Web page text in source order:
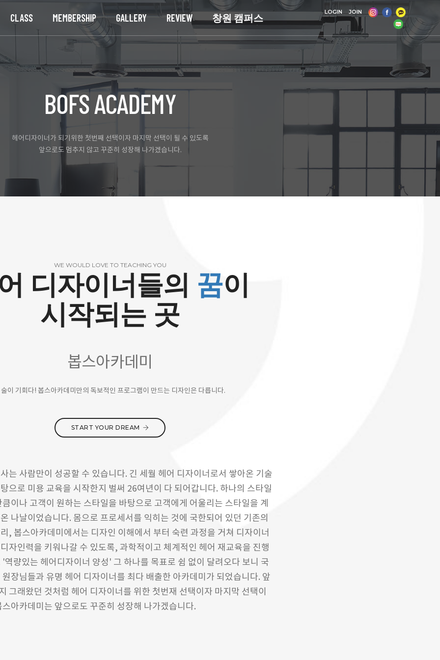
CLASS MEMBERSHIP GALLERY REVIEW 창원 캠퍼스 LOGIN JOIN
BOFS ACADEMY
헤어디자이너가 되기위한 첫번째 선택이자 마지막 선택이 될 수 있도록
앞으로도 멈추지 않고 꾸준히 성장해 나가겠습니다.
WE WOULD LOVE TO TEACHING YOU
디자이너들의 꿈이
시작되는 곳
봅스아카데미
이 기회다! 봅스아카데미만의 독보적인 프로그램이 만드는 디자인은 다릅니다.
START YOUR DREAM
는 사람만이 성공할 수 있습니다. 긴 세월 헤어 디자이너로서 쌓아온 기술
으로 미용 교육을 시작한지 벌써 26여년이 다 되어갑니다. 하나의 스타일
이나 고객이 원하는 스타일을 바탕으로 고객에게 어울리는 스타일을 계
나날이었습니다. 몸으로 프로세서를 익히는 것에 국한되어 있던 기존의
, 봅스아카데미에서는 디자인 이해에서 부터 숙련 과정을 거쳐 디자이너
자인력을 키워나갈 수 있도록, 과학적이고 체계적인 헤어 재교육을 진행
역량있는 헤어디자이너 양성' 그 하나를 목표로 쉼 없이 달려오다 보니 국
장님들과 유명 헤어 디자이너를 최다 배출한 아카데미가 되었습니다. 앞
그래왔던 것처럼 헤어 디자이너를 위한 첫번재 선택이자 마지막 선택이
아카데미는 앞으로도 꾸준히 성장해 나가겠습니다.